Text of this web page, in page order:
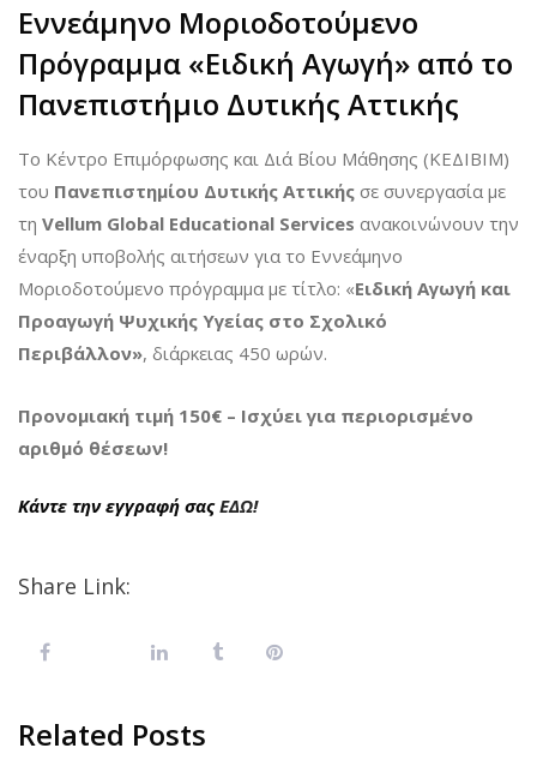
Εννεάμηνο Μοριοδοτούμενο
Πρόγραμμα «Ειδική Αγωγή» από το
Πανεπιστήμιο Δυτικής Αττικής
Το Κέντρο Επιμόρφωσης και Διά Βίου Μάθησης (ΚΕΔΙΒΙΜ)
του Πανεπιστημίου Δυτικής Αττικής σε συνεργασία με
τη Vellum Global Educational Services ανακοινώνουν την
έναρξη υποβολής αιτήσεων για το Εννεάμηνο
Μοριοδοτούμενο πρόγραμμα με τίτλο: «Ειδική Αγωγή και
Προαγωγή Ψυχικής Υγείας στο Σχολικό
Περιβάλλον», διάρκειας 450 ωρών.
Προνομιακή τιμή 150€ – Ισχύει για περιορισμένο
αριθμό θέσεων!
Κάντε την εγγραφή σαςΕΔΩ!
Share Link:
Related Posts